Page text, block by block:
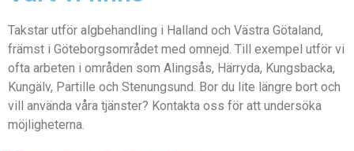
Takstar utför algbehandling i Halland och Västra Götaland,
främst i Göteborgsområdet med omnejd. Till exempel utför vi
ofta arbeten i områden som Alingsås, Härryda, Kungsbacka,
Kungälv, Partille och Stenungsund. Bor du lite längre bort och
vill använda våra tjänster? Kontakta oss för att undersöka
möjligheterna.